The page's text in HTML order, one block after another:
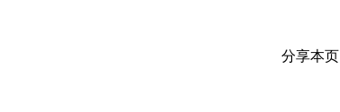
分享本页